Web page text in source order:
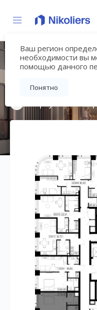
Ваш регион
необходимости вы
помощью данного
Понятно
«ВЕЕР»